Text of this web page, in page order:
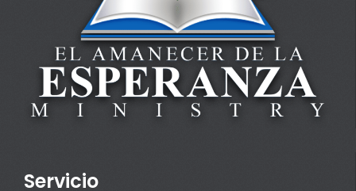
Servicio